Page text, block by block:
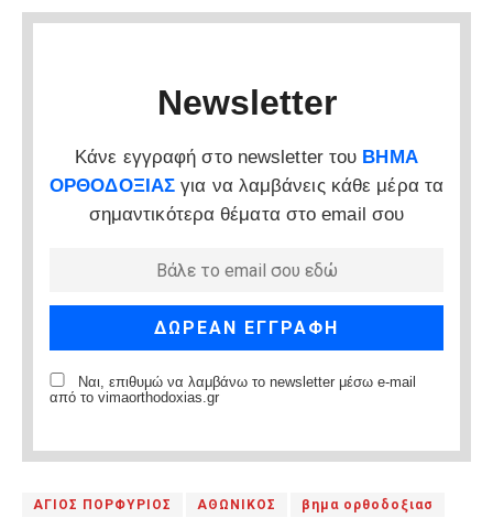
Newsletter
Κάνε εγγραφή στο newsletter του ΒΗΜΑ
ΟΡΘΟΔΟΞΙΑΣ για να λαμβάνεις κάθε μέρα τα
σημαντικότερα θέματα στο email σου
Ναι, επιθυμώ να λαμβάνω το newsletter μέσω e-mail
από το vimaorthodoxias.gr
ΑΓΙΟΣ ΠΟΡΦΥΡΙΟΣ ΑΘΩΝΙΚΟΣ βημα ορθοδοξιασ